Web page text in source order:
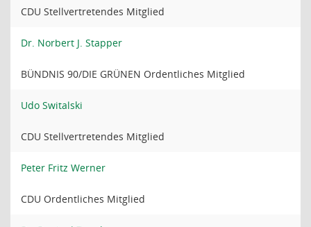
CDU Stellvertretendes Mitglied
Dr. Norbert J. Stapper
BÜNDNIS 90/DIE GRÜNEN Ordentliches Mitglied
Udo Switalski
CDU Stellvertretendes Mitglied
Peter Fritz Werner
CDU Ordentliches Mitglied